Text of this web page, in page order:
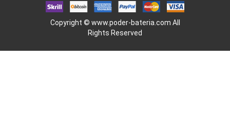
Copyright © www.poder-bateria.com All
Rights Reserved